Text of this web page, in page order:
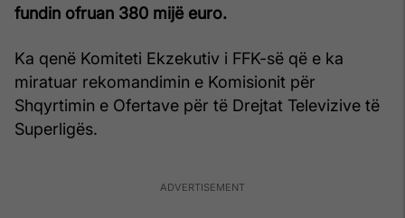
fundin ofruan 380 mijë euro.
Ka qenë Komiteti Ekzekutiv i FFK-së që e ka
miratuar rekomandimin e Komisionit për
Shqyrtimin e Ofertave për të Drejtat Televizive të
Superligës.